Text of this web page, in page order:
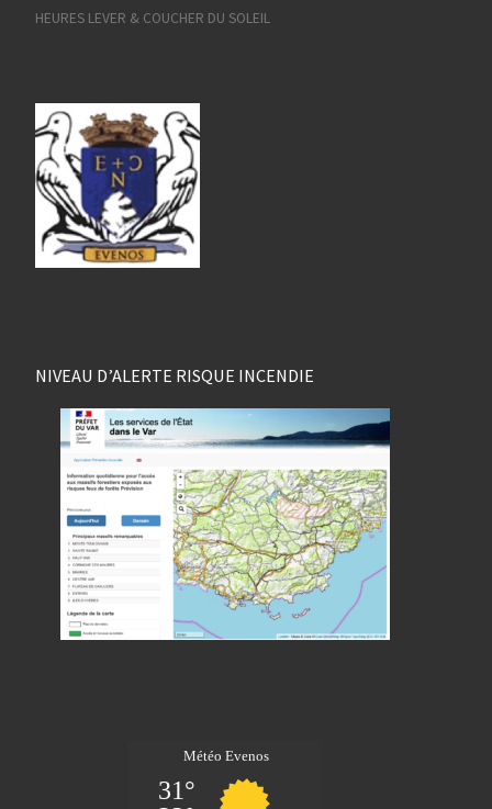
HEURES LEVER & COUCHER DU SOLEIL
NIVEAU D’ALERTE RISQUE INCENDIE